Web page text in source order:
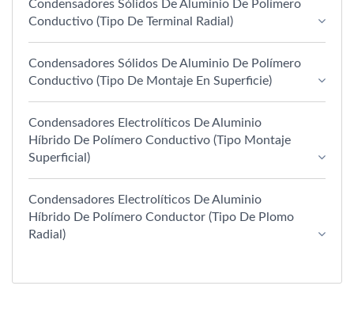
Condensadores Sólidos De Aluminio De Polímero
Conductivo (Tipo De Terminal Radial)
Condensadores Sólidos De Aluminio De Polímero
Conductivo (Tipo De Montaje En Superficie)
Condensadores Electrolíticos De Aluminio
Híbrido De Polímero Conductivo (Tipo Montaje
Superficial)
Condensadores Electrolíticos De Aluminio
Híbrido De Polímero Conductor (tipo De Plomo
Radial)